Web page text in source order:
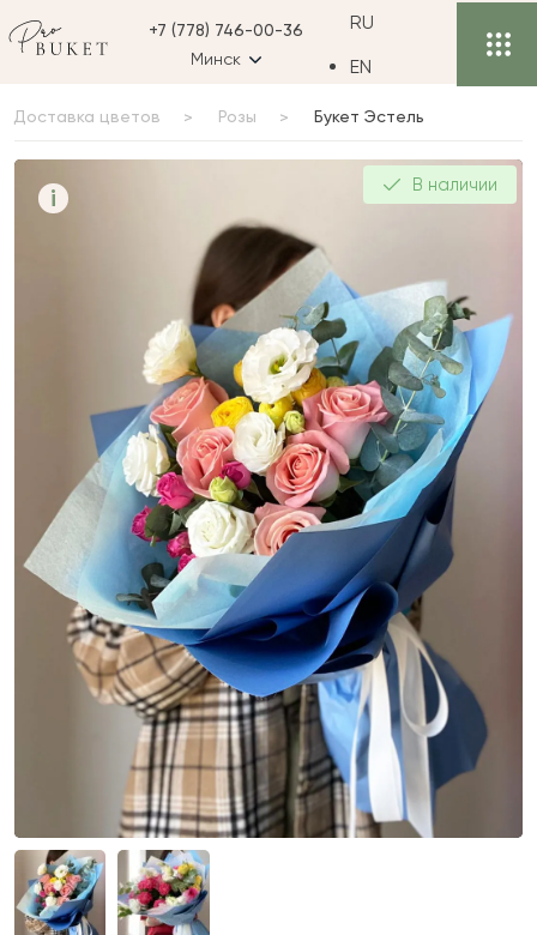
+7 (778) 746-00-36
Минск
RU
EN
Доставка цветов Розы Букет Эстель
i В наличии